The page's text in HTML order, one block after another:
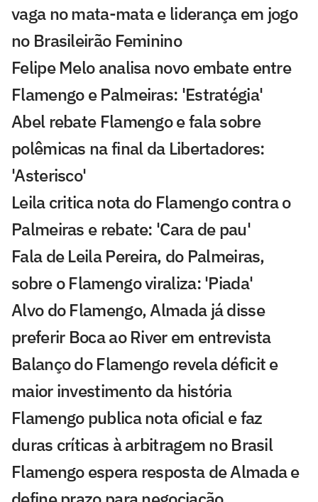
vaga no mata-mata e liderança em jogo
no Brasileirão Feminino
Felipe Melo analisa novo embate entre
Flamengo e Palmeiras: 'Estratégia'
Abel rebate Flamengo e fala sobre
polêmicas na final da Libertadores:
'Asterisco'
Leila critica nota do Flamengo contra o
Palmeiras e rebate: 'Cara de pau'
Fala de Leila Pereira, do Palmeiras,
sobre o Flamengo viraliza: 'Piada'
Alvo do Flamengo, Almada já disse
preferir Boca ao River em entrevista
Balanço do Flamengo revela déficit e
maior investimento da história
Flamengo publica nota oficial e faz
duras críticas à arbitragem no Brasil
Flamengo espera resposta de Almada e